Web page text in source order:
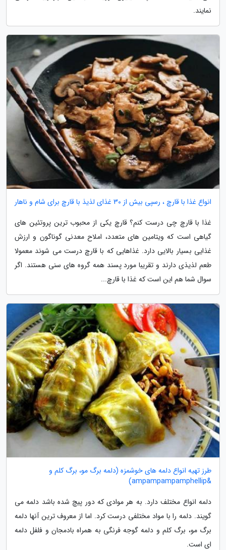
نمایند.
انواع غذا با قارچ ، رسپی بیش از 30 غذای لذیذ با قارچ برای شام و ناهار
غذا با قارچ چی درست کنم؟ قارچ یکی از محبوب ترین پروتئین های
گیاهی است که ویتامین های متعدد، املاح معدنی گوناگون و ارزش
غذایی بسیار بالایی دارد. غذاهایی که با قارچ درست می شوند معمولا
طعم لذیذی دارند و تقریبا مورد پسند همه گروه های سنی هستند. اگر
سوال شما هم این است که غذا با قارچ...
طرز تهیه انواع دلمه های خوشمزه (دلمه برگ مو، برگ کلم و
&ampampampamphellip)
دلمه انواع مختلف دارد. به هر موادی که دور پیچ شده باشد دلمه می
گویند. دلمه را با مواد مختلفی درست کرد. اما از معروف ترین آنها دلمه
برگ مو، برگ کلم و دلمه گوجه فرنگی به همراه بادمجان و فلفل دلمه
ای است.